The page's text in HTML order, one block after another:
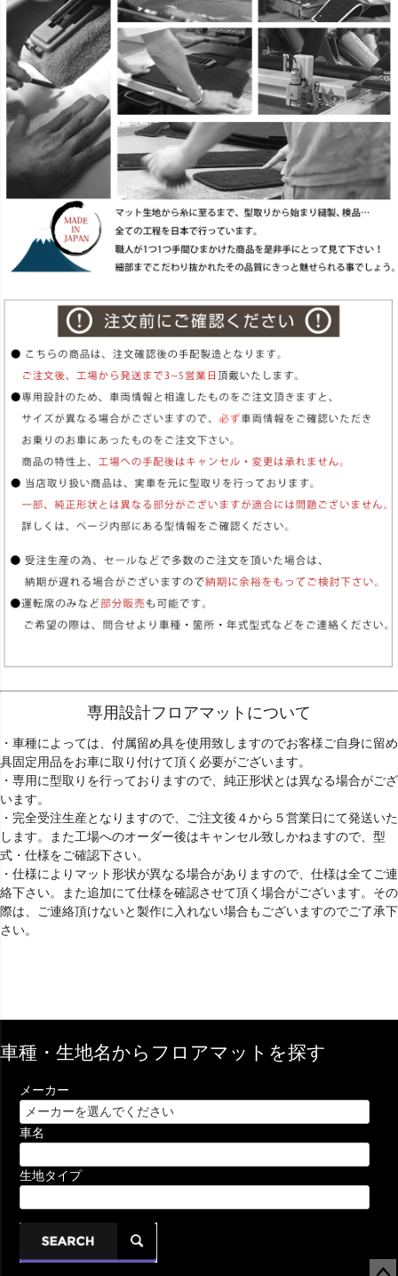
専用設計フロアマットについて
・車種によっては、付属留め具を使用致しますのでお客様ご自身に留め
具固定用品をお車に取り付けて頂く必要がございます。
・専用に型取りを行っておりますので、純正形状とは異なる場合がござ
います。
・完全受注生産となりますので、ご注文後４から５営業日にて発送いた
します。また工場へのオーダー後はキャンセル致しかねますので、型
式・仕様をご確認下さい。
・仕様によりマット形状が異なる場合がありますので、仕様は全てご連
絡下さい。また追加にて仕様を確認させて頂く場合がございます。その
際は、ご連絡頂けないと製作に入れない場合もございますのでご了承下
さい。
車種・生地名からフロアマットを探す
メーカー
車名
生地タイプ